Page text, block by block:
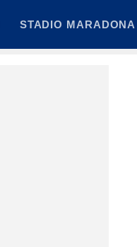
STADIO MARADONA